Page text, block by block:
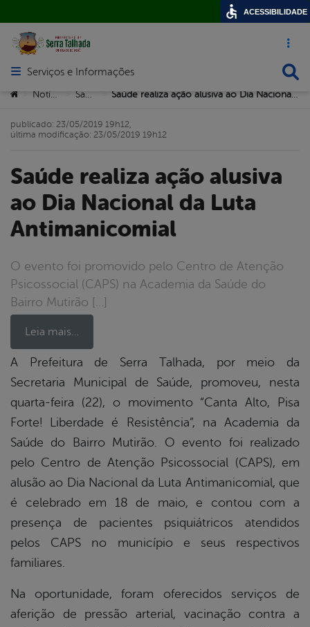
Acesso
Abrir menu principal de navegação
Serviços e Informações
Você está aqui:
> Notícias > >
Saúde realiza ação alusiva
ao Dia Nacional da Luta
Antimanicomial
O evento foi promovido pelo Centro de Atenção
Psicossocial (CAPS) na Academia da Saúde do
Bairro Mutirão […]
Leia mais…
publicado: 23/05/2019 19h12,
última modificação: 23/05/2019 19h12
A Prefeitura de Serra Talhada, por meio da
Secretaria Municipal de Saúde, promoveu, nesta
quarta-feira (22), o movimento “Canta Alto, Pisa
Forte! Liberdade é Resistência”, na Academia da
Saúde do Bairro Mutirão. O evento foi realizado
pelo Centro de Atenção Psicossocial (CAPS), em
alusão ao Dia Nacional da Luta Antimanicomial, que
é celebrado em 18 de maio, e contou com a
presença de pacientes psiquiátricos atendidos
pelos CAPS no município e seus respectivos
familiares.
Na oportunidade, foram oferecidos serviços de
aferição de pressão arterial, vacinação contra a
ACESSIBILIDADE